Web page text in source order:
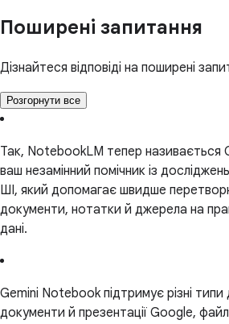
Поширені запитання
Дізнайтеся відповіді на поширені
Розгорнути все
Так, NotebookLM тепер називається
ваш незамінний помічник із
ШІ, який допомагає швидше
документи, нотатки й джерела на
дані.
Gemini Notebook підтримує різні
документи й презентації Google,